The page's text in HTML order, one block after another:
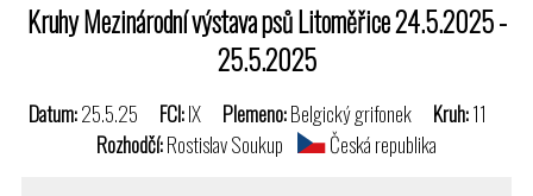
Kruhy Mezinárodní výstava psů Litoměřice 24.5.2025 -
25.5.2025
Datum:25.5.25 FCI:IX Plemeno:Belgický grifonek Kruh:11
Rozhodčí:Rostislav Soukup Česká republika